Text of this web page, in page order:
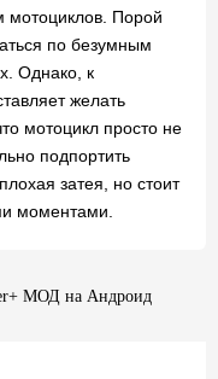
мотоциклов. Порой
по безумным
Однако, к
желать
мотоцикл просто не
подпортить
затея, но стоит
моментами.
МОД на Андроид